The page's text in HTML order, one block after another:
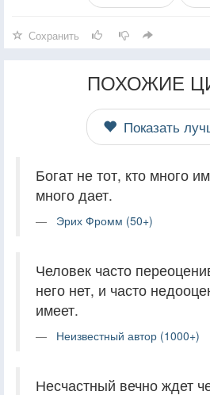
Сохранить
ПОХОЖИЕ
Показать
Богат не тот, кто много
много дает.
Эрих Фромм (50+)
Человек часто
него нет, и часто
имеет.
Неизвестный автор (1000+)
Несчастный вечно ждет